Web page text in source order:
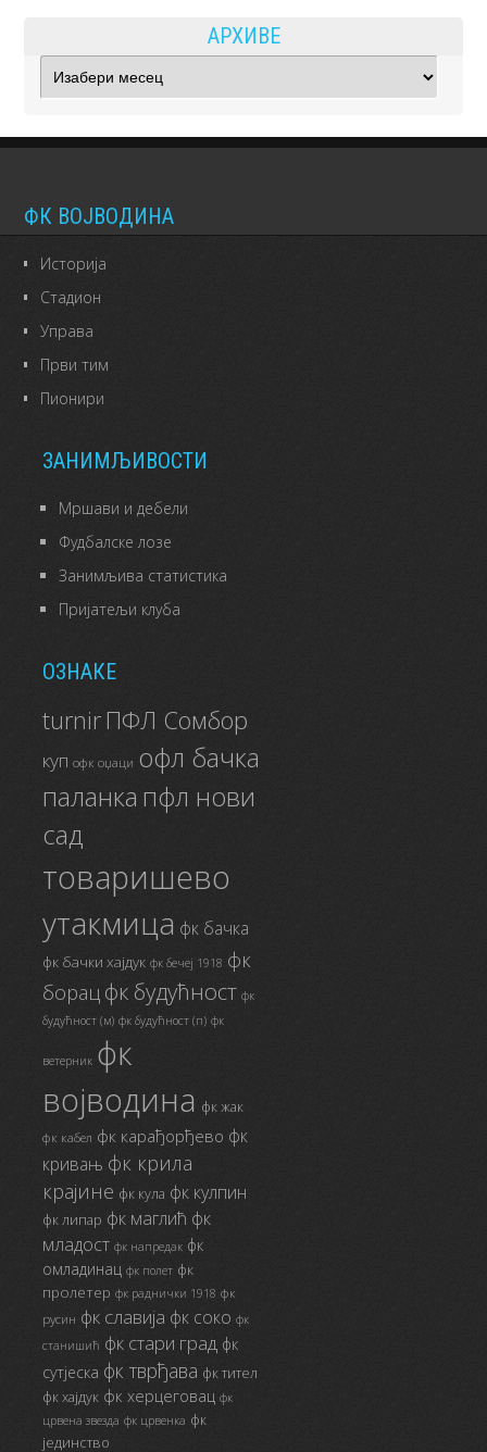
АРХИВЕ
ФК ВОЈВОДИНА
Историја
Стадион
Управа
Први тим
Пионири
ЗАНИМЉИВОСТИ
Мршави и дебели
Фудбалске лозе
Занимљива статистика
Пријатељи клуба
ОЗНАКЕ
turnirПФЛ Сомбор
куп офк оџаци офл бачка
паланка пфл нови
сад
товаришево
утакмица фк бачка
фк бачки хајдук фк бечеј 1918 фк
борац фк будућност фк
будућност (м) фк будућност (п) фк
ветерник фк
војводина фк жак
фк кабел фк карађорђево фк
кривањ фк крила
крајине фк кула фк кулпин
фк липар фк маглић фк
младост фк напредак фк
омладинац фк полет фк
пролетер фк раднички 1918 фк
русин фк славија фк соко фк
станишић фк стари град фк
сутјеска фк тврђава фк тител
фк хајдук фк херцеговац фк
црвена звезда фк црвенка фк
јединство